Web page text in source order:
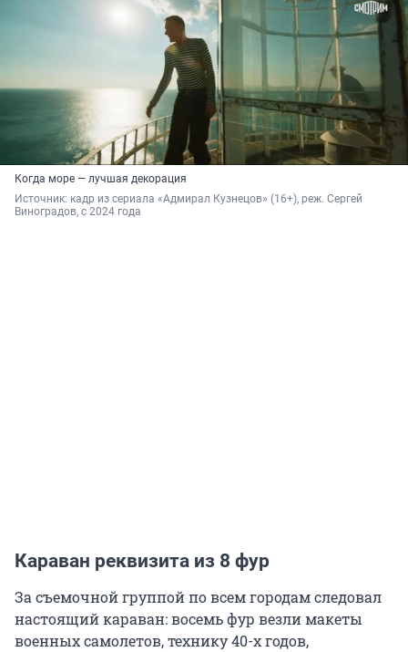
Когда море — лучшая декорация
Источник: кадр из сериала «Адмирал Кузнецов» (16+), реж. Сергей
Виноградов, с 2024 года
Караван реквизита из 8 фур
За съемочной группой по всем городам следовал
настоящий караван: восемь фур везли макеты
военных самолетов, технику 40-х годов,